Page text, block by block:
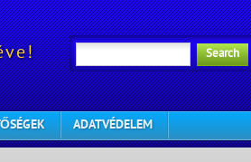
Search
ADATVÉDELEM